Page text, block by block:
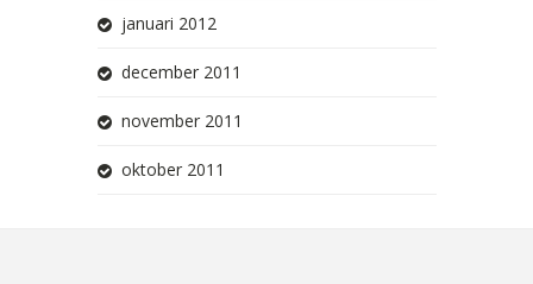
januari 2012
december 2011
november 2011
oktober 2011